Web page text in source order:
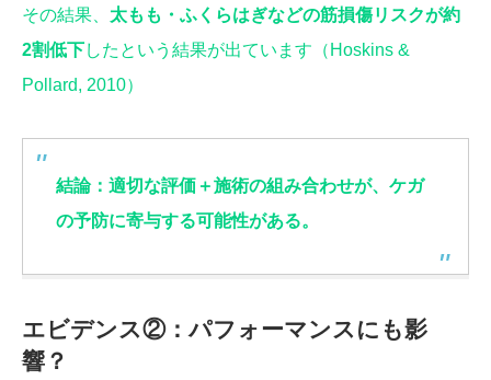
その結果、 太もも・ふくらはぎなどの筋損傷リスクが約
2割低下したという結果が出ています（Hoskins &
Pollard, 2010）
結論：適切な評価＋施術の組み合わせが、ケガ
の予防に寄与する可能性がある。
エビデンス②：パフォーマンスにも影
響？